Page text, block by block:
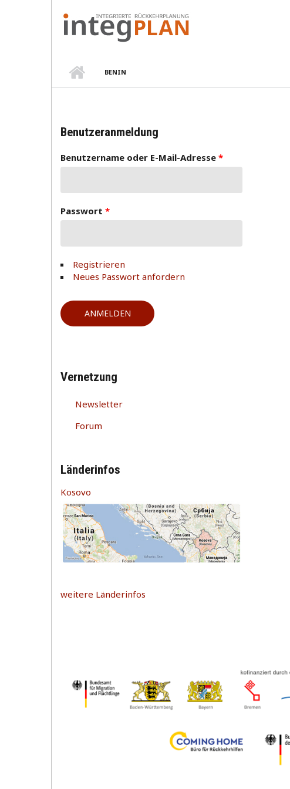
BENIN
Benutzeranmeldung
Benutzername oder E-Mail-Adresse *
Passwort *
Registrieren
Neues Passwort anfordern
Vernetzung
Newsletter
Forum
Länderinfos
Kosovo
weitere Länderinfos